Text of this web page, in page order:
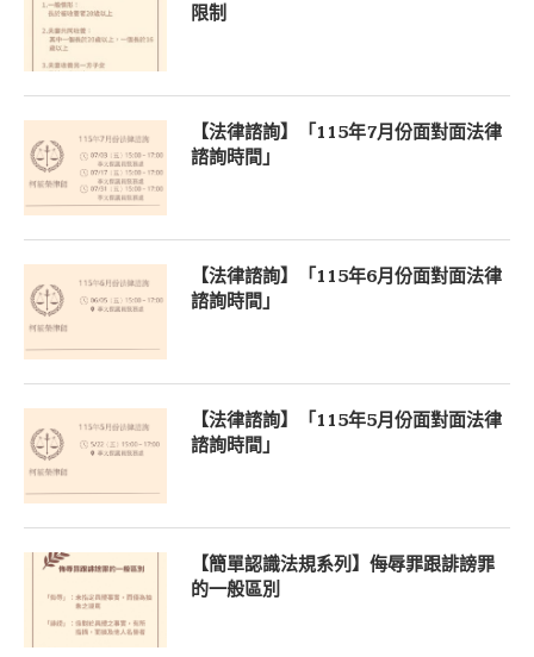
限制
【法律諮詢】「115年7月份面對面法律
諮詢時間」
【法律諮詢】「115年6月份面對面法律
諮詢時間」
【法律諮詢】「115年5月份面對面法律
諮詢時間」
【簡單認識法規系列】侮辱罪跟誹謗罪
的一般區別